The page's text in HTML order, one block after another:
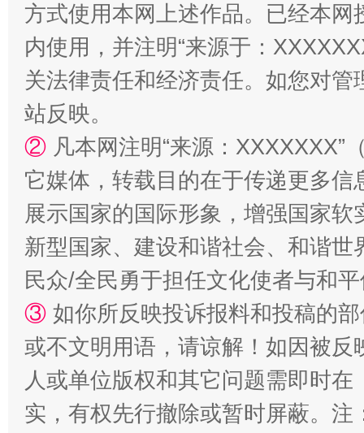
站台名比不上好声名
漫山遍野的桃花与雪山、麦地、白藏房 除
方式使用本网上述作品。已经本
内使用，并注明“来源于：
关法律责任和经济责任。如您对
站反映。
② 凡本网注明“来源：
它媒体，转载目的在于传递更多
展示国家的国际形象，增强国家
新型国家、建设和谐社会、和谐
民众/全民勇于担任文化使者与和
③ 如你所反映投诉报料和投稿的
或不文明用语，请谅解！如因被
人或单位版权和其它问题需即时在
实，有权先行撤除或暂时屏蔽。